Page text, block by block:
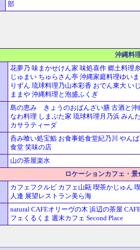
部
沖縄料
花夢乃 味まかせけん家 味処喜作 郷土料理
じゅまい ちゅらさん亭 沖縄家庭料理ゆい
りずん 琉球料理乃山本彩香 おでん東大 い
ままや 沖縄料理と泡盛ふくぎ
島の恵み きょうのおばんざい膳 古酒と沖
なわ料理 しまぶた家 琉球料理月乃浜 みん
カサラティーダ
呑み喰い処宝鮨 お食事処食堂紀乃川 やん
食堂 笑味の店
山の茶屋楽水
ロケーションカフェ・
カフェフクルビ カフェ山甌 喫茶かじゅん
人逢 展望レストラン美ら海
natural CAFEオリーヴの木 浜辺の茶屋
フェくるくま 週末カフェ Second Place